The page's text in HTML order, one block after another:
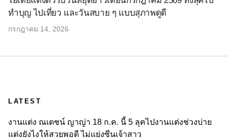
ทำบุญ ไปเที่ยว และวันสบาย ๆ แบบสุภาพดูดี
กรกฎาคม 14, 2026
LATEST
งานแต่ง ณเดชน์ ญาญ่า 18 ก.ค. นี้ 5 ลุคไปงานแต่งช่วงบ่าย
แต่งยังไงให้สวยพอดี ไม่แย่งซีนเจ้าสาว